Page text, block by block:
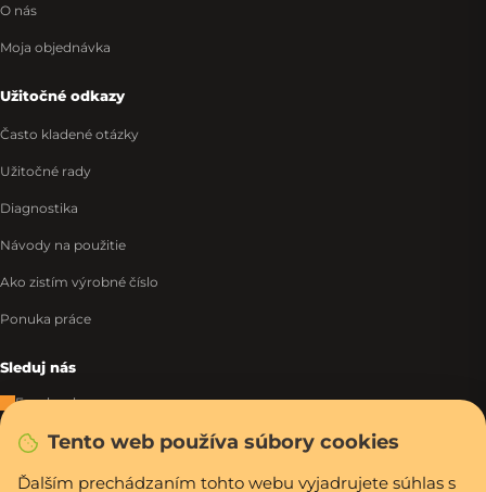
Tento web používa súbory cookies
Ďalším prechádzaním tohto webu vyjadrujete súhlas s
O nás
Moja objednávka
Užitočné odkazy
Často kladené otázky
Užitočné rady
Diagnostika
Návody na použitie
Ako zistím výrobné číslo
Ponuka práce
Sleduj nás
Facebook
Instagram
Tiktok